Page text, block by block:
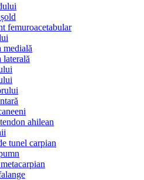
femuroacetabular
ahilean
tunel carpian